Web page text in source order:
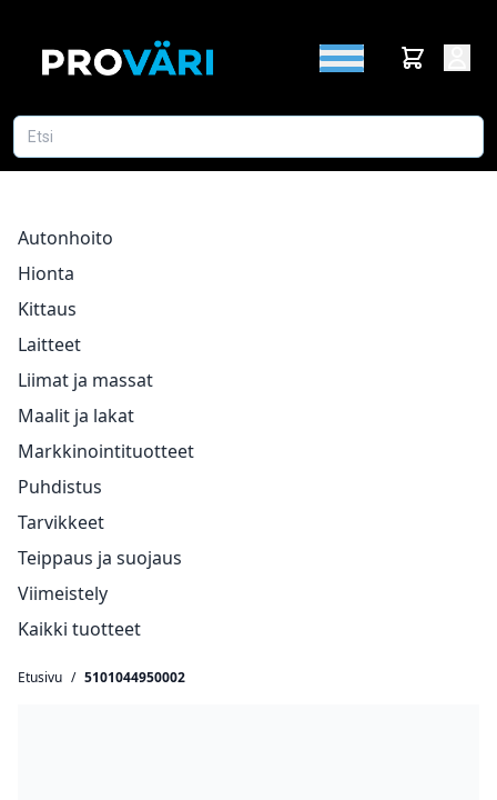
Autonhoito
Hionta
Kittaus
Laitteet
Liimat ja massat
Maalit ja lakat
Markkinointituotteet
Puhdistus
Tarvikkeet
Teippaus ja suojaus
Viimeistely
Kaikki tuotteet
Etusivu / 5101044950002